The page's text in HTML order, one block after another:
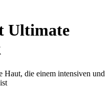
Ultimate
die einem intensiven und